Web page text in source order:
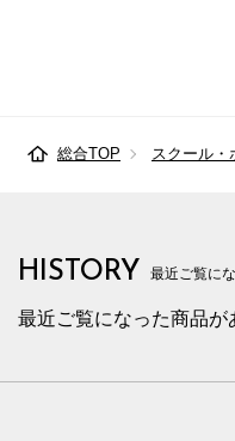
総合TOP スクール・
HISTORY 最近ご覧に
最近ご覧になった商品が